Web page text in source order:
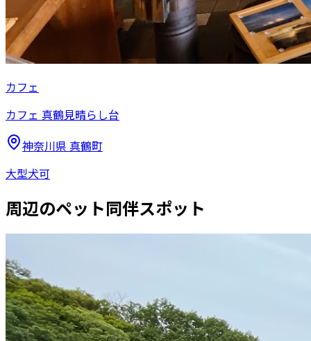
カフェ
カフェ 真鶴見晴らし台
神奈川県 真鶴町
大型犬可
周辺のペット同伴スポット